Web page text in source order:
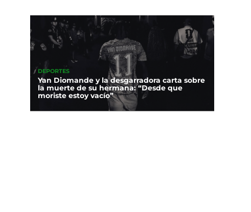
DEPORTES
Yan Diomande y la desgarradora carta sobre
la muerte de su hermana: “Desde que
moriste estoy vacío”